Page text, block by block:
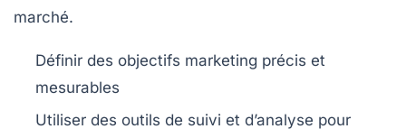
marché.
Définir des objectifs marketing précis et
mesurables
Utiliser des outils de suivi et d’analyse pour